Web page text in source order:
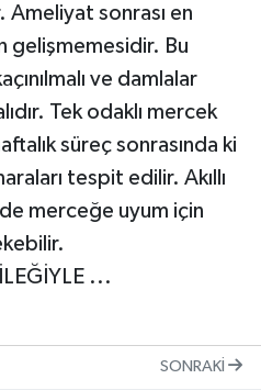
Ameliyat sonrası en
gelişmemesidir. Bu
ve damlalar
Tek odaklı mercek
süreç sonrasında ki
tespit edilir. Akıllı
merceğe uyum için
...
SONRAKI